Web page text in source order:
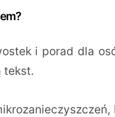
i porad dla
tekst.